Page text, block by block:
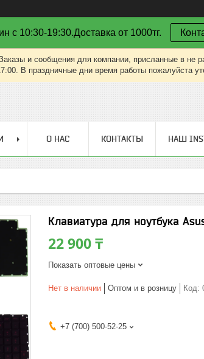
с 10:30-19:30.Доставка от 1000тг.
и сообщения для компании, присланные в не
В праздничные дни время работы пожалуйста
О НАС КОНТАКТЫ НАШ
Клавиатура для ноутбука
22 900 ₸
Показать оптовые цены
Нет в наличии Оптом и в розницу Код:
+7 (700) 500-52-25